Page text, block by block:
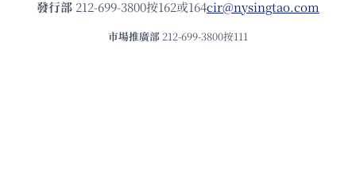
發⾏部 212-699-3800按162或164cir@nysingtao.com
市場推廣部 212-699-3800按111